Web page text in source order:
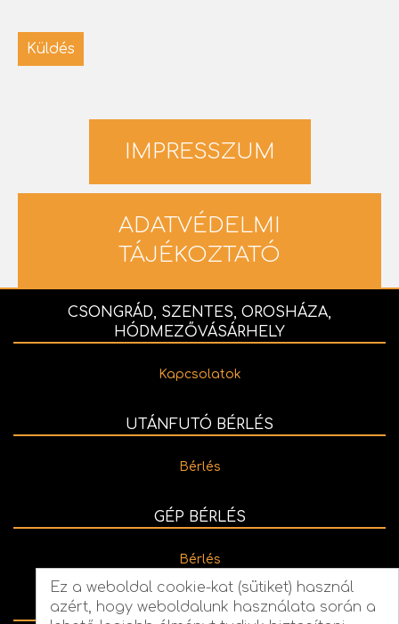
IMPRESSZUM
ADATVÉDELMI
TÁJÉKOZTATÓ
CSONGRÁD, SZENTES, OROSHÁZA,
HÓDMEZŐVÁSÁRHELY
Kapcsolatok
UTÁNFUTÓ BÉRLÉS
Bérlés
GÉP BÉRLÉS
Bérlés
TEREMBÉRLÉS:
Ez a weboldal cookie-kat (sütiket) használ
azért, hogy weboldalunk használata során a